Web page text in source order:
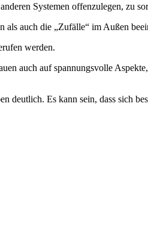
Systemen offenzulegen, zu
als auch die „Zufälle“ im Außen
werden.
auch auf spannungsvolle
Es kann sein, dass sich